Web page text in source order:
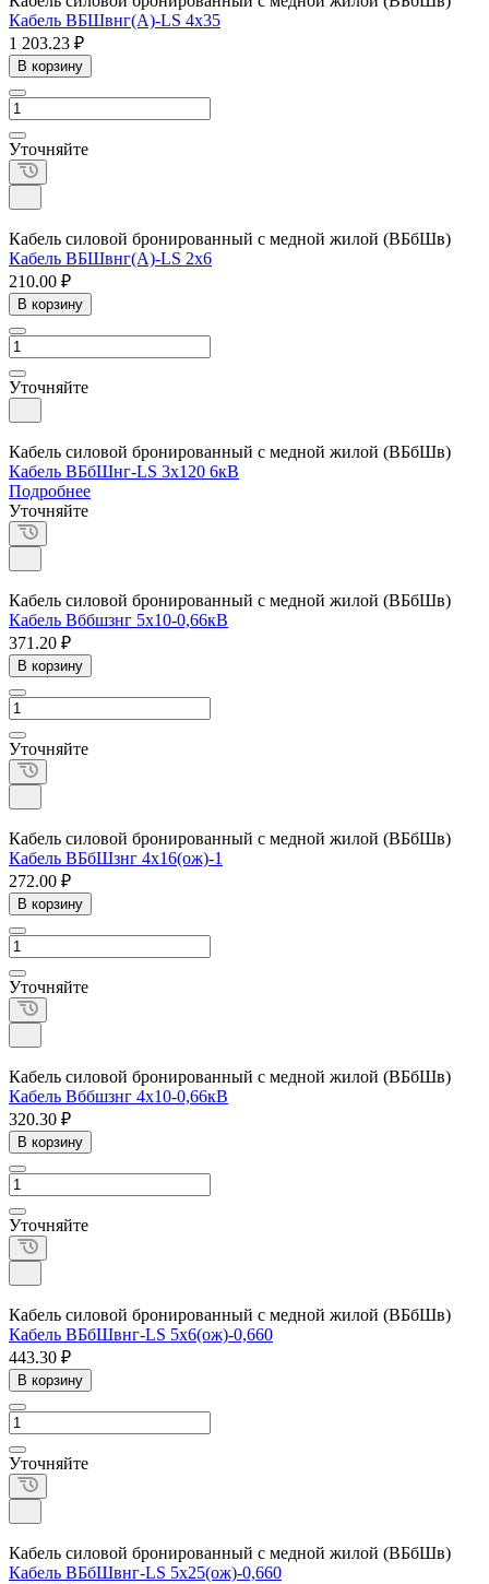
Кабель ВБШвнг(А)-LS 4х35
1 203.23 ₽
В корзину
Уточняйте
Кабель силовой бронированный с медной жилой (ВБбШв)
Кабель ВБШвнг(А)-LS 2х6
210.00 ₽
В корзину
Уточняйте
Кабель силовой бронированный с медной жилой (ВБбШв)
Кабель ВБбШнг-LS 3x120 6кВ
Подробнее
Уточняйте
Кабель силовой бронированный с медной жилой (ВБбШв)
Кабель Вббшзнг 5х10-0,66кВ
371.20 ₽
В корзину
Уточняйте
Кабель силовой бронированный с медной жилой (ВБбШв)
Кабель ВБбШзнг 4х16(ож)-1
272.00 ₽
В корзину
Уточняйте
Кабель силовой бронированный с медной жилой (ВБбШв)
Кабель Вббшзнг 4х10-0,66кВ
320.30 ₽
В корзину
Уточняйте
Кабель силовой бронированный с медной жилой (ВБбШв)
Кабель ВБбШвнг-LS 5х6(ож)-0,660
443.30 ₽
В корзину
Уточняйте
Кабель силовой бронированный с медной жилой (ВБбШв)
Кабель ВБбШвнг-LS 5х25(ож)-0,660